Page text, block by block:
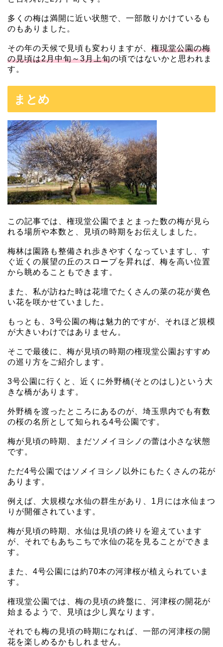
多くの梅は満開に近い状態で、一部散りかけているも
のもありました。
その年の天候で見頃も変わりますが、 権現堂公園の梅
の見頃は2月中旬～3月上旬の頃ではないかと思われま
す。
まとめ
この記事では、権現堂公園でまとまった数の梅が見ら
れる場所や本数と、見頃の時期をお伝えしました。
梅林は園路も整備され歩きやすくなっていますし、す
ぐ近くの展望の丘のスロープを昇れば、梅を高い位置
から眺めることもできます。
また、私が訪ねた時は花壇でたくさんの菜の花が黄色
い花を咲かせていました。
もっとも、3号公園の梅は魅力的ですが、それほど規模
が大きいわけではありません。
そこで最後に、梅が見頃の時期の権現堂公園おすすめ
の巡り方をご紹介します。
3号公園に行くと、近くに外野橋(そとのはし)という大
きな橋があります。
外野橋を渡ったところにあるのが、埼玉県内でも有数
の桜の名所として知られる4号公園です。
梅が見頃の時期、まだソメイヨシノの蕾は小さな状態
です。
ただ4号公園ではソメイヨシノ以外にもたくさんの花が
あります。
例えば、大規模な水仙の群生があり、1月には水仙まつ
りが開催されています。
梅が見頃の時期、水仙は見頃の終りを迎えています
が、それでもあちこちで水仙の花を見ることができま
す。
また、4号公園には約70本の河津桜が植えられていま
す。
権現堂公園では、梅の見頃の終盤に、河津桜の開花が
始まるようで、見頃は少し異なります。
それでも梅の見頃の時期になれば、一部の河津桜の開
花を楽しめるかもしれません。